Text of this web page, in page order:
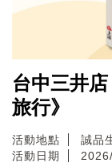
台中三井
旅行》
活動地點
誠品
活動日期